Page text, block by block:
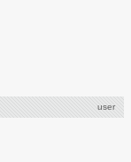
user